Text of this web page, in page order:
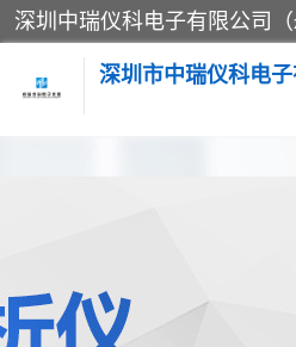
深圳市中瑞仪科电子
电阻-功率计